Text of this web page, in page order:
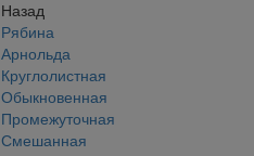
Назад
Рябина
Арнольда
Круглолистная
Обыкновенная
Промежуточная
Смешанная